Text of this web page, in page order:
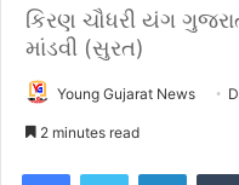
કિરણ ચૌધરી યંગ
માંડવી (સુરત)
Young Gujarat News
2 minutes read
FacebookTwitter